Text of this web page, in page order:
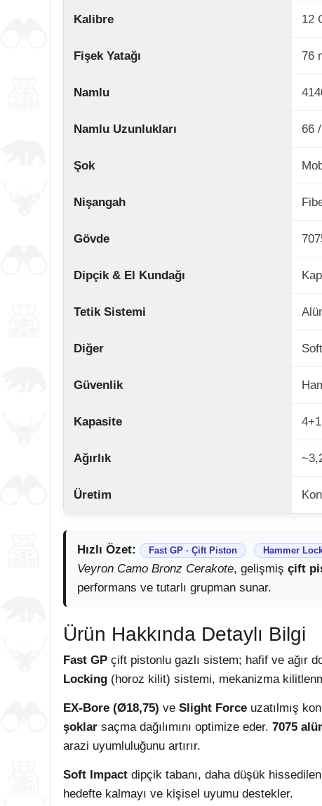
Kalibre 12
Fişek Yatağı 76
Namlu
Namlu Uzunlukları 66
Şok
Nişangah
Gövde
Dipçik & El Kundağı
Tetik Sistemi
Diğer
Güvenlik
Kapasite 4+1
Ağırlık
Üretim
Hızlı Özet: Fast GP · Çift Piston Hammer
Veyron Camo Bronz Cerakote, gelişmiş çift
performans ve tutarlı grupman sunar.
Ürün Hakkında Detaylı Bilgi
Fast GPçift pistonlu gazlı sistem; hafif ve ağır
Locking(horoz kilit) sistemi, mekanizma
EX-Bore (Ø18,75) ve Slight Forceuzatılmış
şoklarsaçma dağılımını optimize eder. 7075
arazi uyumluluğunu artırır.
Soft Impactdipçik tabanı, daha düşük
hedefte kalmayı ve kişisel uyumu destekler.